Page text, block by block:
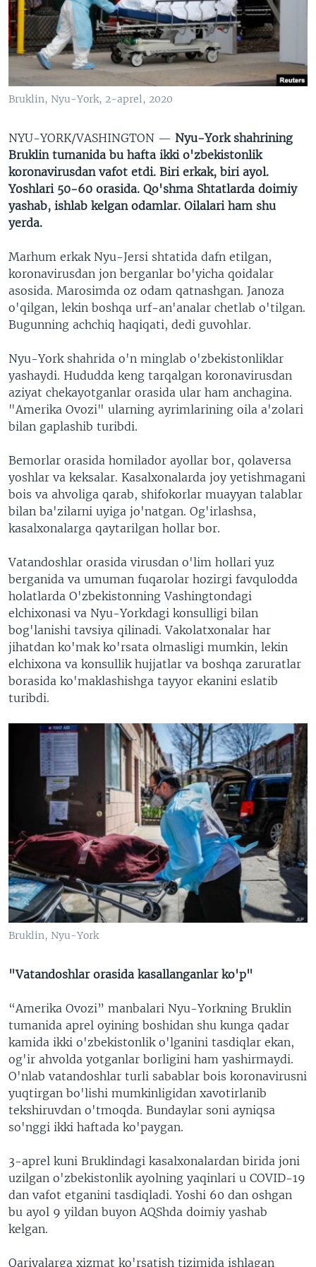
VIDEO
XABARLAR SURATLARDA
ODNOKLASSNIKI
TELEGRAM
TWITTER
SOUNDCLOUD
VOA
Bruklin, Nyu-York, 2-aprel, 2020
NYU-YORK/VASHINGTON — Nyu-York shahrining
Bruklin tumanida bu hafta ikki o'zbekistonlik
koronavirusdan vafot etdi. Biri erkak, biri ayol.
Yoshlari 50-60 orasida. Qo'shma Shtatlarda doimiy
yashab, ishlab kelgan odamlar. Oilalari ham shu
yerda.
Marhum erkak Nyu-Jersi shtatida dafn etilgan,
koronavirusdan jon berganlar bo'yicha qoidalar
asosida. Marosimda oz odam qatnashgan. Janoza
o'qilgan, lekin boshqa urf-an'analar chetlab o'tilgan.
Bugunning achchiq haqiqati, dedi guvohlar.
Nyu-York shahrida o'n minglab o'zbekistonliklar
yashaydi. Hududda keng tarqalgan koronavirusdan
aziyat chekayotganlar orasida ular ham anchagina.
"Amerika Ovozi" ularning ayrimlarining oila a'zolari
bilan gaplashib turibdi.
Bemorlar orasida homilador ayollar bor, qolaversa
yoshlar va keksalar. Kasalxonalarda joy yetishmagani
bois va ahvoliga qarab, shifokorlar muayyan talablar
bilan ba'zilarni uyiga jo'natgan. Og'irlashsa,
kasalxonalarga qaytarilgan hollar bor.
Vatandoshlar orasida virusdan o'lim hollari yuz
berganida va umuman fuqarolar hozirgi favqulodda
holatlarda O'zbekistonning Vashingtondagi
elchixonasi va Nyu-Yorkdagi konsulligi bilan
bog'lanishi tavsiya qilinadi. Vakolatxonalar har
jihatdan ko'mak ko'rsata olmasligi mumkin, lekin
elchixona va konsullik hujjatlar va boshqa zaruratlar
borasida ko'maklashishga tayyor ekanini eslatib
turibdi.
Bruklin, Nyu-York
"Vatandoshlar orasida kasallanganlar ko'p"
“Amerika Ovozi” manbalari Nyu-Yorkning Bruklin
tumanida aprel oyining boshidan shu kunga qadar
kamida ikki o'zbekistonlik o'lganini tasdiqlar ekan,
og'ir ahvolda yotganlar borligini ham yashirmaydi.
O'nlab vatandoshlar turli sabablar bois koronavirusni
yuqtirgan bo'lishi mumkinligidan xavotirlanib
tekshiruvdan o'tmoqda. Bundaylar soni ayniqsa
so'nggi ikki haftada ko'paygan.
3-aprel kuni Bruklindagi kasalxonalardan birida joni
uzilgan o'zbekistonlik ayolning yaqinlari u COVID-19
dan vafot etganini tasdiqladi. Yoshi 60 dan oshgan
bu ayol 9 yildan buyon AQShda doimiy yashab
kelgan.
Qariyalarga xizmat ko'rsatish tizimida ishlagan